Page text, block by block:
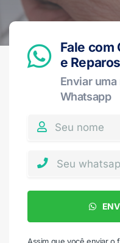
Fale com
e
Enviar
Whatsapp